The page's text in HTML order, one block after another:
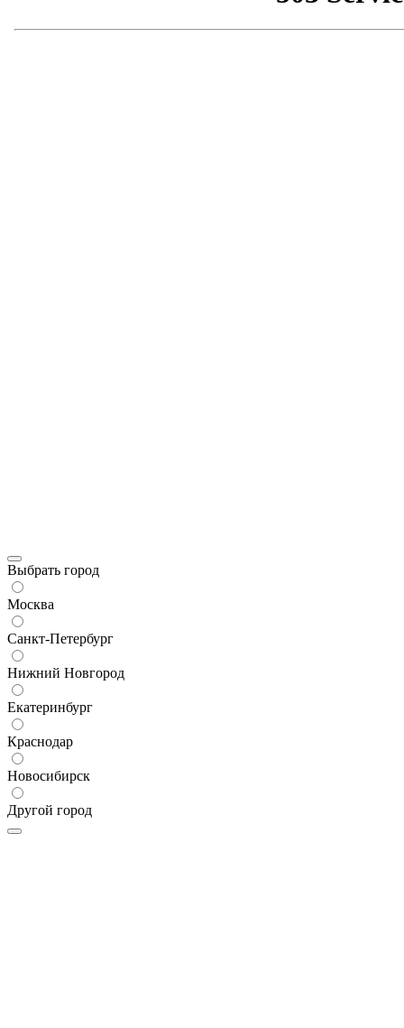
Выбрать город
Москва
Санкт-Петербург
Нижний Новгород
Екатеринбург
Краснодар
Новосибирск
Другой город